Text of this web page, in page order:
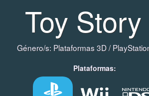
Toy
Género/s: Plataformas 3D/
Plataformas: